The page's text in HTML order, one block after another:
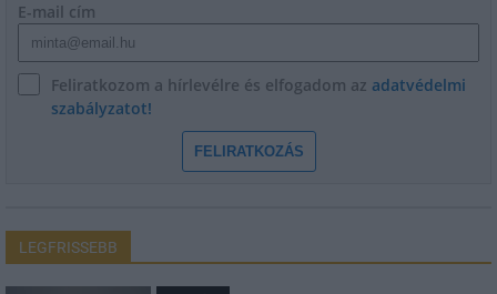
E-mail cím
Feliratkozom a hírlevélre és elfogadom az adatvédelmi
szabályzatot!
FELIRATKOZÁS
LEGFRISSEBB